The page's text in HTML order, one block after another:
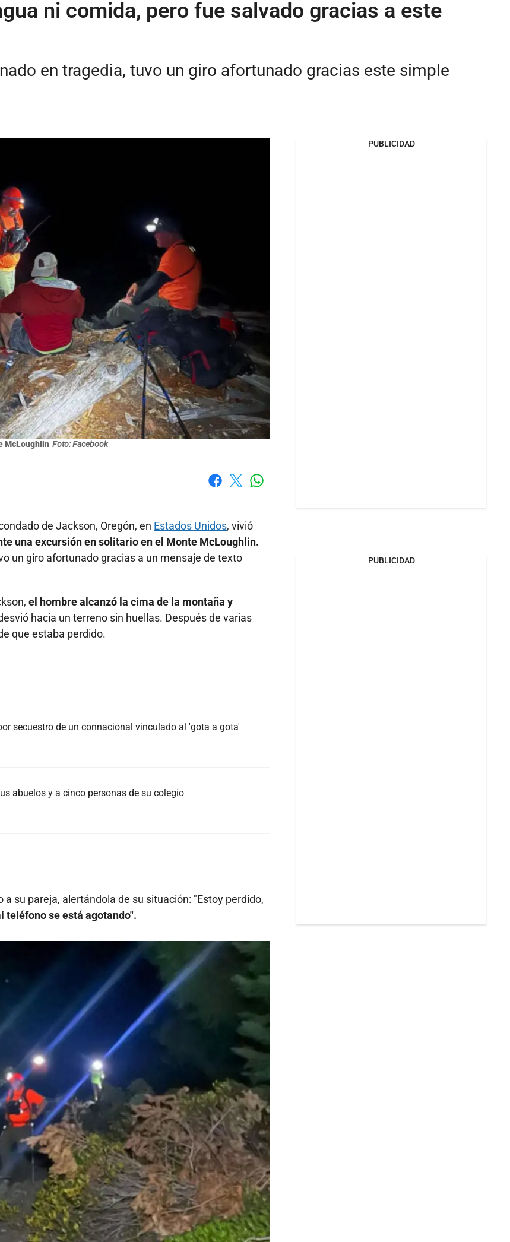
ni comida, pero fue salvado gracias a este
en tragedia, tuvo un giro afortunado gracias este simple
McLoughlin Foto: Facebook
de Jackson, Oregón, en Estados Unidos, vivió
una excursión en solitario en el Monte McLoughlin.
un giro afortunado gracias a un mensaje de texto
el hombre alcanzó la cima de la montaña y
hacia un terreno sin huellas. Después de varias
que estaba perdido.
secuestro de un connacional vinculado al 'gota a gota'
abuelos y a cinco personas de su colegio
su pareja, alertándola de su situación: "Estoy perdido,
teléfono se está agotando".
PUBLICIDAD
PUBLICIDAD